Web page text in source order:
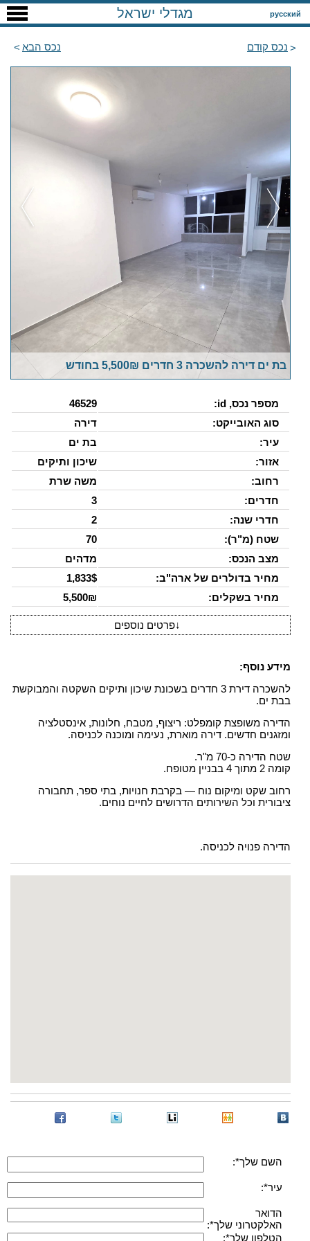
русский מגדלי ישראל
נכס קודם נכס הבא
בת ים דירה להשכרה 3 חדרים 5,500₪ בחודש
מספר נכס, id:
46529
סוג האובייקט:
דירה
עיר:
בת ים
אזור:
שיכון ותיקים
רחוב:
משה שרת
חדרים:
3
חדרי שנה:
2
שטח (מ"ר):
70
מצב הנכס:
מדהים
מחיר בדולרים של ארה"ב:
1,833$
מחיר בשקלים:
5,500₪
↓פרטים נוספים
מידע נוסף:
להשכרה דירת 3 חדרים בשכונת שיכון ותיקים השקטה והמבוקשת
בבת ים.
הדירה משופצת קומפלט: ריצוף, מטבח, חלונות, אינסטלציה
ומזגנים חדשים. דירה מוארת, נעימה ומוכנה לכניסה.
שטח הדירה כ-70 מ"ר.
קומה 2 מתוך 4 בבניין מטופח.
רחוב שקט ומיקום נוח — בקרבת חנויות, בתי ספר, תחבורה
ציבורית וכל השירותים הדרושים לחיים נוחים.
הדירה פנויה לכניסה.
השם שלך*:
עיר*:
הדואר
האלקטרוני שלך*:
הטלפון שלך*: